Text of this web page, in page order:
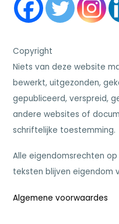
Copyright
Niets van deze website
bewerkt, uitgezonden,
gepubliceerd, verspreid,
andere websites of
schriftelijke toestemming.
Alle eigendomsrechten
teksten blijven eigendom
Algemene voorwaardes